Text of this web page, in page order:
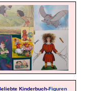
Kinderbuch-Figuren